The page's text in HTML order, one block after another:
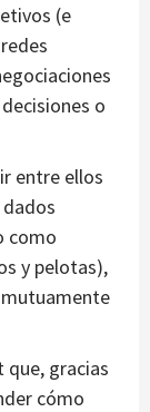
(e
o
entre ellos
como
y pelotas),
que, gracias
cómo